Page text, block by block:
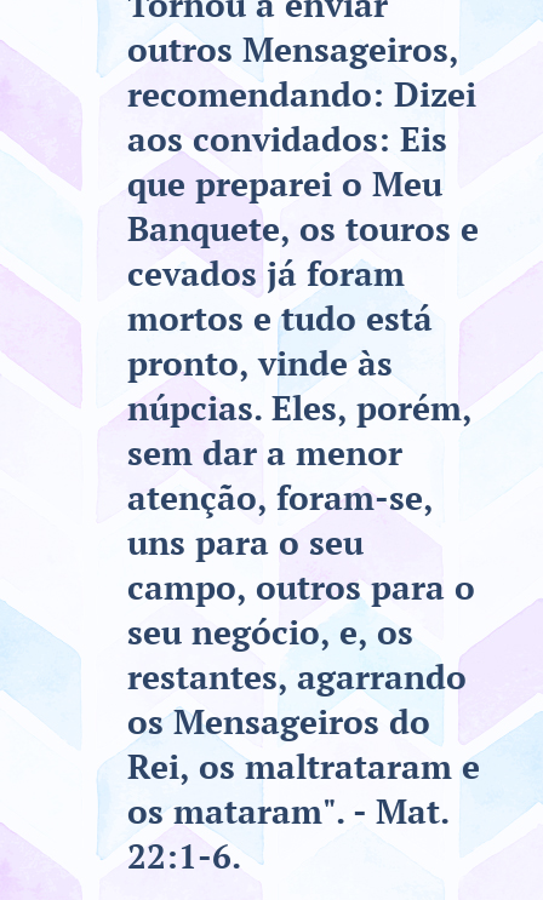
outros Mensageiros,
recomendando: Dizei
aos convidados: Eis
que preparei o Meu
Banquete, os touros e
cevados já foram
mortos e tudo está
pronto, vinde às
núpcias. Eles, porém,
sem dar a menor
atenção, foram-se,
uns para o seu
campo, outros para o
seu negócio, e, os
restantes, agarrando
os Mensageiros do
Rei, os maltrataram e
os mataram". - Mat.
22:1-6.